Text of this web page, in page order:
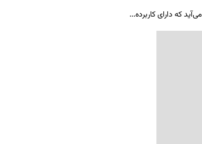
که دارای کاربرده...